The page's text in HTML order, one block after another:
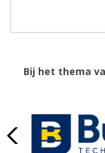
Bij het thema